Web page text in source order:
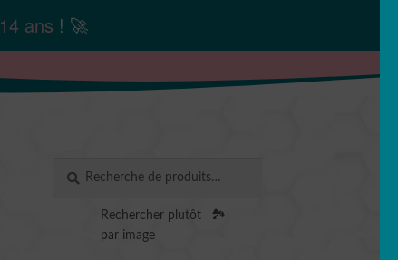
14 ans ! 🚀
pour :
RECHERCHE
Rechercher plutôt
par image
🏞️